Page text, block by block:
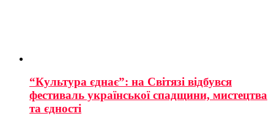
“Культура єднає”: на Світязі відбувся
фестиваль української спадщини, мистецтва
та єдності